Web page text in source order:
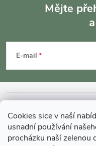
Cookies sice v naší
usnadní používání
procházku naší zelenou
p
a
Mějte
E-mail
MOHLO BY VÁS